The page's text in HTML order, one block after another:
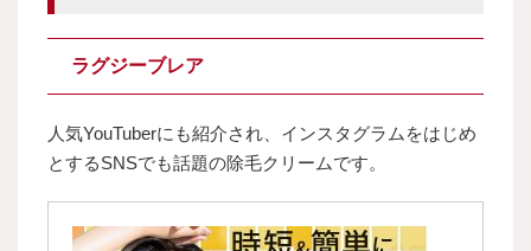
ラグジーブレア
人気YouTuberにも紹介され、インスタグラムをはじめ
とするSNSでも話題の除毛クリームです。